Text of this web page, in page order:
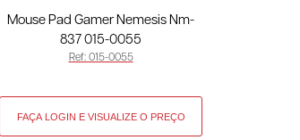
Mouse Pad Gamer Nemesis Nm-
837 015-0055
Ref: 015-0055